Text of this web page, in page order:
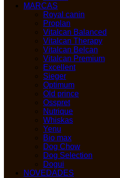
MARCAS
Royal canin
Proplan
Vitalcan Balanced
Vitalcan Therapy
Vitalcan Belcan
Vitalcan Premium
Excellent
Sieger
Optimum
Old prince
Osspret
Nutrique
Whiskas
Yenu
Bio max
Dog Chow
Dog Selection
Dogui
NOVEDADES